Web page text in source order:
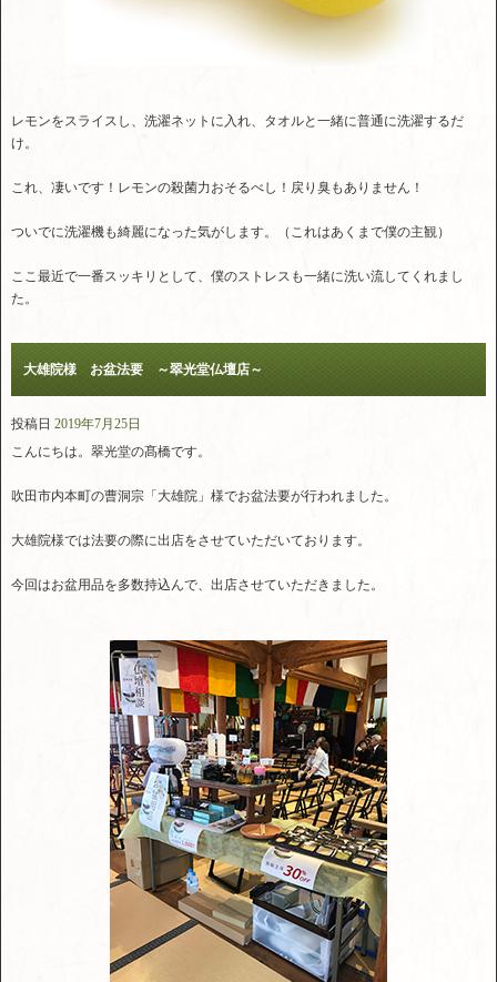
レモンをスライスし、洗濯ネットに入れ、タオルと一緒に普通に洗濯するだ
け。
これ、凄いです！レモンの殺菌力おそるべし！戻り臭もありません！
ついでに洗濯機も綺麗になった気がします。（これはあくまで僕の主観）
ここ最近で一番スッキリとして、僕のストレスも一緒に洗い流してくれまし
た。
大雄院様 お盆法要 ～翠光堂仏壇店～
投稿日 2019年7月25日
こんにちは。翠光堂の髙橋です。
吹田市内本町の曹洞宗「大雄院」様でお盆法要が行われました。
大雄院様では法要の際に出店をさせていただいております。
今回はお盆用品を多数持込んで、出店させていただきました。